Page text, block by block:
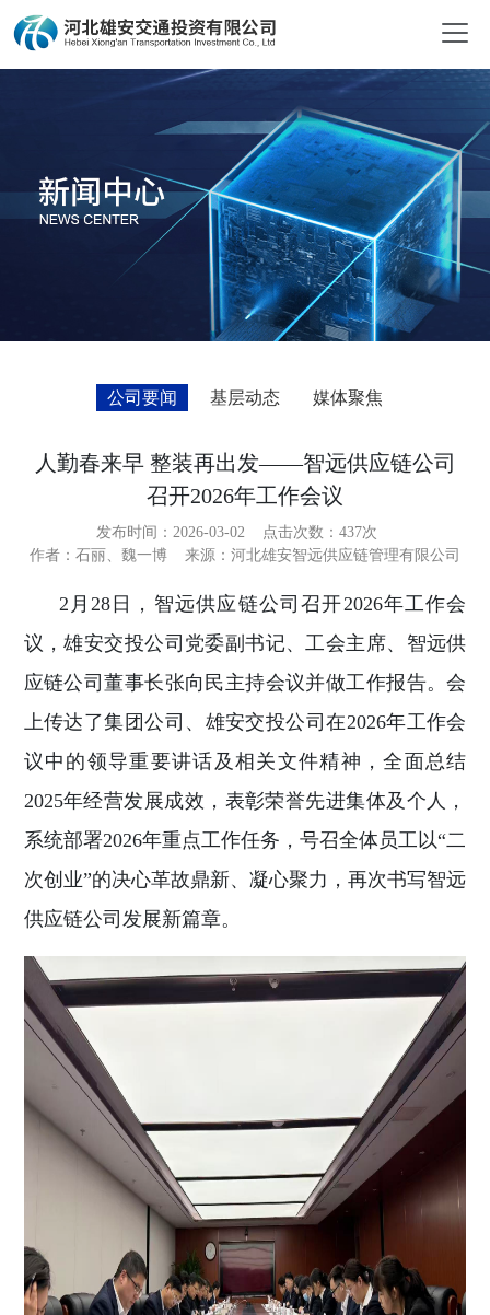
公司要闻 基层动态 媒体聚焦
人勤春来早 整装再出发——智远供应链公司
召开2026年工作会议
发布时间：2026-03-02 点击次数： 437次
作者：石丽、魏一博
来源：河北雄安智远供应链管理有限公司
2月28日，智远供应链公司召开2026年工作会
议，雄安交投公司党委副书记、工会主席、智远供
应链公司董事长张向民主持会议并做工作报告。会
上传达了集团公司、雄安交投公司在2026年工作会
议中的领导重要讲话及相关文件精神，全面总结
2025年经营发展成效，表彰荣誉先进集体及个人，
系统部署2026年重点工作任务，号召全体员工以“二
次创业”的决心革故鼎新、凝心聚力，再次书写智远
供应链公司发展新篇章。